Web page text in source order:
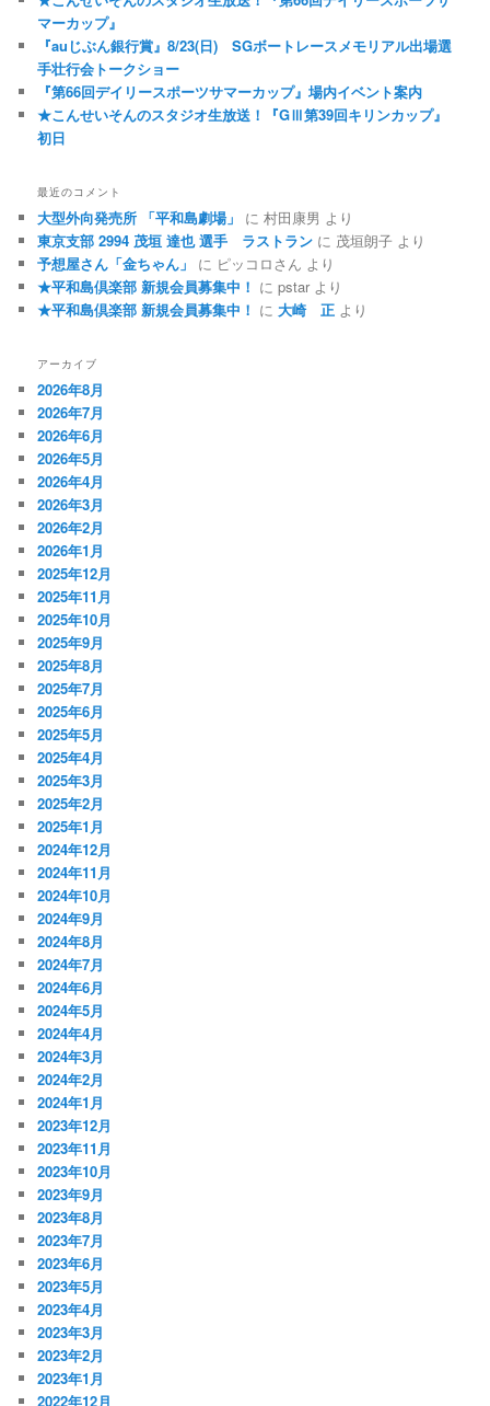
マーカップ』
『auじぶん銀行賞』8/23(日) SGボートレースメモリアル出場選
手壮行会トークショー
『第66回デイリースポーツサマーカップ』場内イベント案内
★こんせいそんのスタジオ生放送！『GⅢ第39回キリンカップ』
初日
最近のコメント
大型外向発売所 「平和島劇場」 に村田康男 より
東京支部 2994 茂垣 達也 選手 ラストラン に 茂垣朗子 より
予想屋さん「金ちゃん」
に ピッコロさん より
★平和島倶楽部 新規会員募集中！ にpstar より
★平和島倶楽部 新規会員募集中！ に大崎 正 より
アーカイブ
2026年8月
2026年7月
2026年6月
2026年5月
2026年4月
2026年3月
2026年2月
2026年1月
2025年12月
2025年11月
2025年10月
2025年9月
2025年8月
2025年7月
2025年6月
2025年5月
2025年4月
2025年3月
2025年2月
2025年1月
2024年12月
2024年11月
2024年10月
2024年9月
2024年8月
2024年7月
2024年6月
2024年5月
2024年4月
2024年3月
2024年2月
2024年1月
2023年12月
2023年11月
2023年10月
2023年9月
2023年8月
2023年7月
2023年6月
2023年5月
2023年4月
2023年3月
2023年2月
2023年1月
2022年12月